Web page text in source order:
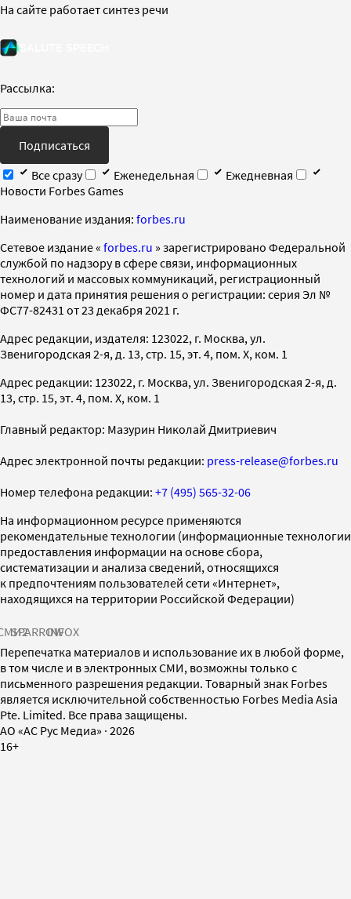
На сайте работает синтез речи
Рассылка:
Подписаться
Все сразу
Еженедельная
Ежедневная
Новости Forbes Games
Наименование издания: forbes.ru
Cетевое издание « forbes.ru » зарегистрировано Федеральной
службой по надзору в сфере связи, информационных
технологий и массовых коммуникаций, регистрационный
номер и дата принятия решения о регистрации: серия Эл №
ФС77-82431 от 23 декабря 2021 г.
Адрес редакции, издателя: 123022, г. Москва, ул.
Звенигородская 2-я, д. 13, стр. 15, эт. 4, пом. X, ком. 1
Адрес редакции: 123022, г. Москва, ул. Звенигородская 2-я, д.
13, стр. 15, эт. 4, пом. X, ком. 1
Главный редактор: Мазурин Николай Дмитриевич
Адрес электронной почты редакции: press-release@forbes.ru
Номер телефона редакции: +7 (495) 565-32-06
На информационном ресурсе применяются
рекомендательные технологии (информационные технологии
предоставления информации на основе сбора,
систематизации и анализа сведений, относящихся
к предпочтениям пользователей сети «Интернет»,
находящихся на территории Российской Федерации)
SPARROWINFOX
Перепечатка материалов и использование их в любой форме,
в том числе и в электронных СМИ, возможны только с
письменного разрешения редакции. Товарный знак Forbes
является исключительной собственностью Forbes Media Asia
Pte. Limited. Все права защищены.
AO «АС Рус Медиа» · 2026
16+